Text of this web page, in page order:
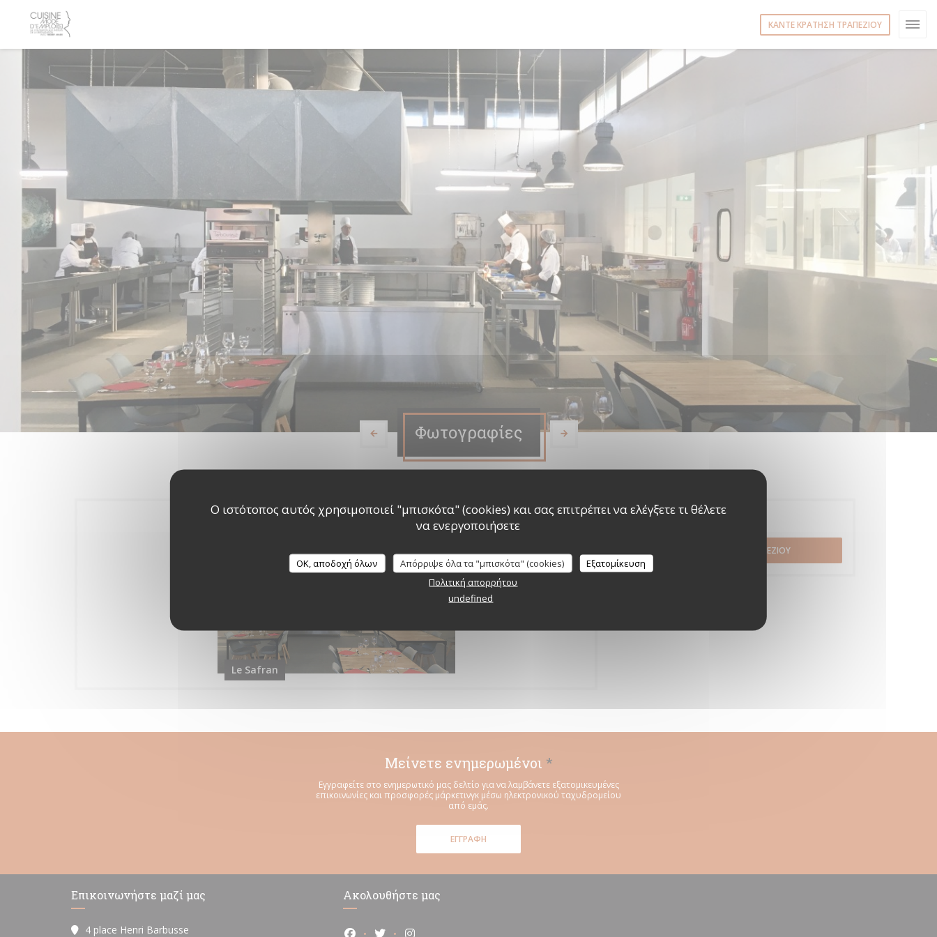
Ο ιστότοπος αυτός χρησιμοποιεί "μπισκότα" (cookies) και σας επιτρέπει να ελέγξετε τι θέλετε
να ενεργοποιήσετε
OK, αποδοχή όλων Απόρριψε όλα τα "μπισκότα" (cookies)
Εξατομίκευση
Πολιτική απορρήτου
undefined
ΚΆΝΤΕ ΚΡΆΤΗΣΗ ΤΡΑΠΕΖΙΟΎ
Φωτογραφίες
Le Safran
ΚΆΝΤΕ ΚΡΆΤΗΣΗ ΤΡΑΠΕΖΙΟΎ
Μείνετε ενημερωμένοι *
Εγγραφείτε στο ενημερωτικό μας δελτίο για να λαμβάνετε εξατομικευμένες
επικοινωνίες και προσφορές μάρκετινγκ μέσω ηλεκτρονικού ταχυδρομείου
από εμάς.
ΕΓΓΡΑΦΉ
Επικοινωνήστε μαζί μας
4 place Henri Barbusse
Ακολουθήστε μας